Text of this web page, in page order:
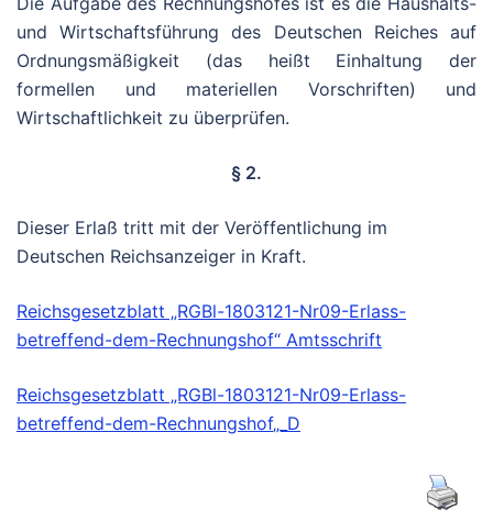
und Wirtschaftsführung des Deutschen Reiches auf
Ordnungsmäßigkeit (das heißt Einhaltung der
formellen und materiellen Vorschriften) und
Wirtschaftlichkeit zu überprüfen.
§ 2.
Dieser Erlaß tritt mit der Veröffentlichung im
Deutschen Reichsanzeiger in Kraft.
Reichsgesetzblatt „RGBl-1803121-Nr09-Erlass-
betreffend-dem-Rechnungshof“ Amtsschrift
Reichsgesetzblatt „RGBl-1803121-Nr09-Erlass-
betreffend-dem-Rechnungshof„_D